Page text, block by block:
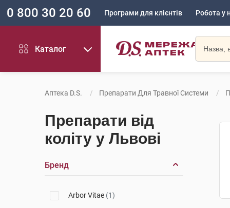
0 800 30 20 60 Програми для клієнтів Робота у
Каталог
Аптека D.S. Препарати Для Травної Системи
Препарати від
коліту у Львові
Бренд
Arbor Vitae (1)